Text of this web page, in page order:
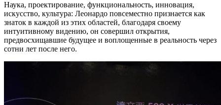
Наука, проектирование, функциональность, инновация,
искусство, культура: Леонардо повсеместно признается как
знаток в каждой из этих областей, благодаря своему
интуитивному видению, он совершил открытия,
предвосхищавшие будущее и воплощенные в реальность через
сотни лет после него.